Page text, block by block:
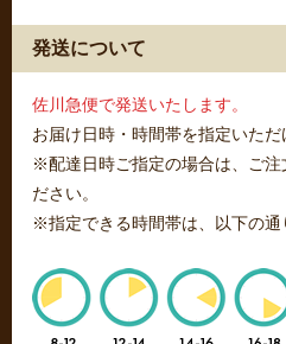
発送について
佐川急便で発送いたします。
お届け日時・時間帯を指定いただ
※配達日時ご指定の場合は、ご注
ださい。
※指定できる時間帯は、以下の通